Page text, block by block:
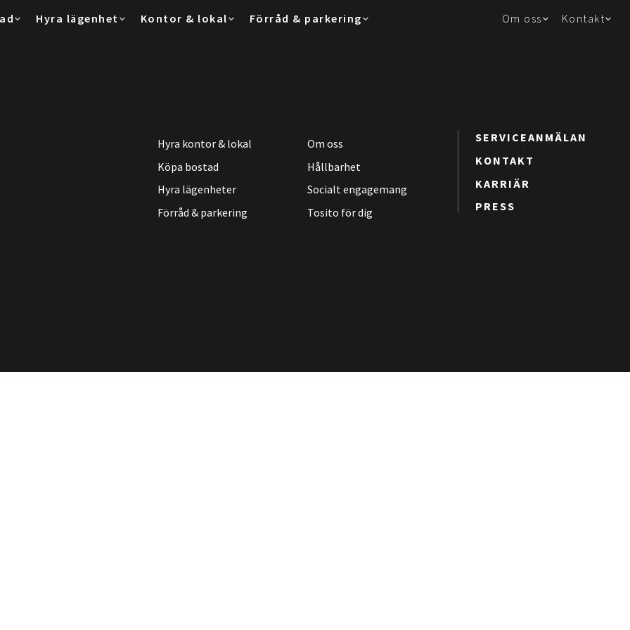
Hyra lägenhet Kontor & lokal Förråd & parkering Om oss Kontakt
Hyra kontor & lokal
Köpa bostad
Hyra lägenheter
Förråd & parkering
Om oss
Hållbarhet
Socialt engagemang
Tosito för dig
SERVICEANMÄLAN
KONTAKT
KARRIÄR
PRESS